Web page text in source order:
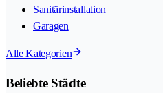
Sanitärinstallation
Garagen
Alle Kategorien
Beliebte Städte